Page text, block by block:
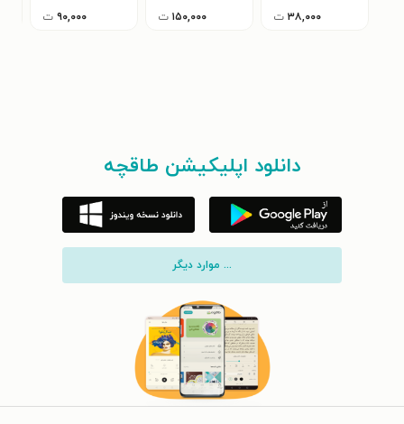
۳۸,۰۰۰ ت ۱۵۰,۰۰۰ ت ۹۰,۰۰۰ ت
دانلود اپلیکیشن طاقچه
... موارد دیگر